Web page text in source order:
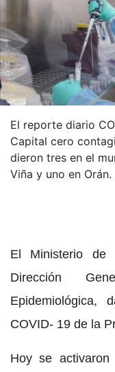
El reporte diario
Capital cero
dieron tres en el
Viña y uno en Orán.
El Ministerio
Dirección
Epidemiológica,
COVID- 19 de la
Hoy se